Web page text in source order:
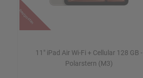
Restposten
11" iPad Air Wi-Fi + Cellular 128 GB -
Polarstern (M3)